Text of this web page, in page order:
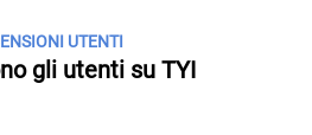
UTENTI
gli utenti su TYI